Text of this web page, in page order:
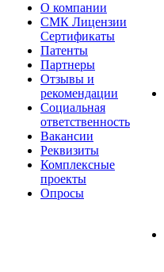
О компании
СМК Лицензии
Сертификаты
Патенты
Партнеры
Отзывы и
рекомендации
Социальная
ответственность
Вакансии
Реквизиты
Комплексные
проекты
Опросы